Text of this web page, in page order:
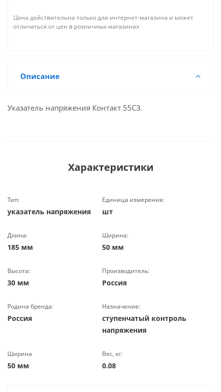
Цена действительна только для интернет-магазина и может
отличаться от цен в розничных магазинах
Описание
Указатель напряжения Контакт 55СЗ.
Характеристики
Тип:
указатель напряжения
Единица измерения:
шт
Длина:
185 мм
Ширина:
50 мм
Высота:
30 мм
Производитель:
Россия
Родина бренда:
Россия
Назначение:
ступенчатый контроль
напряжения
Ширина
50 мм
Вес, кг:
0.08